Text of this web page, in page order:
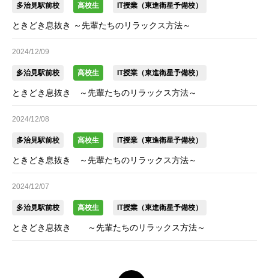
多治見駅前校 高校生 IT授業（東進衛星予備校）
ときどき息抜き ～先輩たちのリラックス方法～
2024/12/09
多治見駅前校 高校生 IT授業（東進衛星予備校）
ときどき息抜き ～先輩たちのリラックス方法～
2024/12/08
多治見駅前校 高校生 IT授業（東進衛星予備校）
ときどき息抜き ～先輩たちのリラックス方法～
2024/12/07
多治見駅前校 高校生 IT授業（東進衛星予備校）
ときどき息抜き ～先輩たちのリラックス方法～